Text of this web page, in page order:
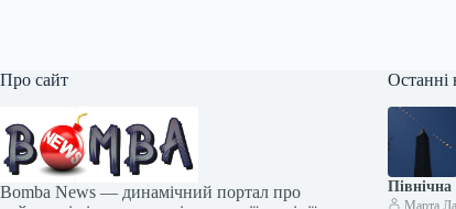
Про сайт
Bomba News — динамічний портал про
Останні
Марта